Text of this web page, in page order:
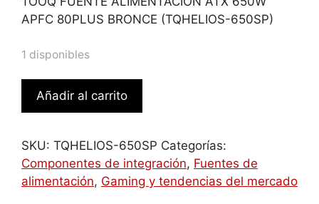
APFC 80PLUS BRONCE (TQHELIOS-650SP)
1 disponibles
TooQ
Fuente
Alimentación
ATX
650W
Añadir al carrito
SKU: TQHELIOS-650SP Categorías:
Componentes de integración, Fuentes de
alimentación, Gaming y tendencias del mercado